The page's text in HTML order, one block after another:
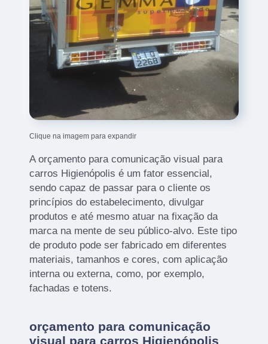
Clique na imagem para expandir
A orçamento para comunicação visual para
carros Higienópolis é um fator essencial,
sendo capaz de passar para o cliente os
princípios do estabelecimento, divulgar
produtos e até mesmo atuar na fixação da
marca na mente de seu público-alvo. Este tipo
de produto pode ser fabricado em diferentes
materiais, tamanhos e cores, com aplicação
interna ou externa, como, por exemplo,
fachadas e totens.
orçamento para comunicação
visual para carros Higienópolis